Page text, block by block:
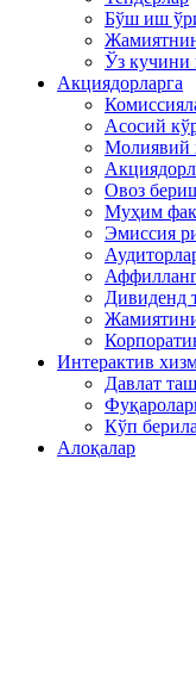
Бўш иш
Ўз кучини
Акциядорларга
Асосий
Молиявий
Овоз
Муҳим
Эмиссия
Дивиденд
Интерактив
Давлат
Кўп
Алоқалар